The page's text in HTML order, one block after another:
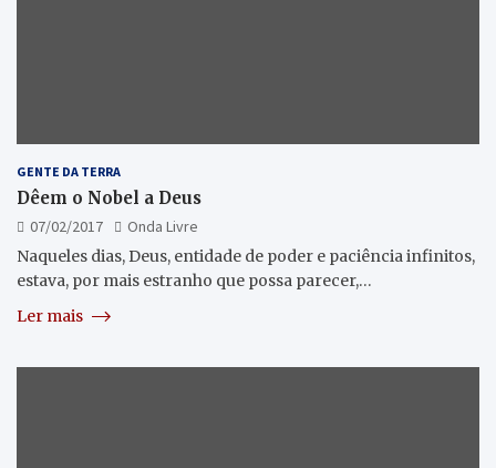
GENTE DA TERRA
Dêem o Nobel a Deus
07/02/2017
Onda Livre
Naqueles dias, Deus, entidade de poder e paciência infinitos,
estava, por mais estranho que possa parecer,…
Ler mais